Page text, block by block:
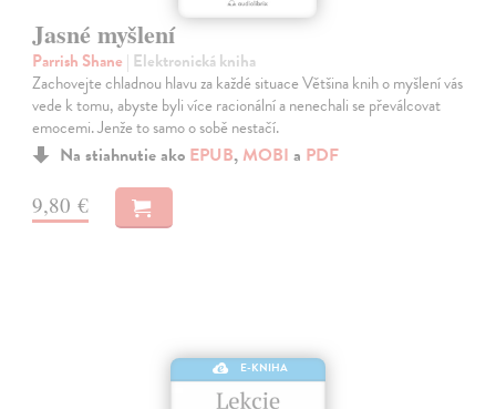
Jasné myšlení
Parrish Shane | Elektronická kniha
Zachovejte chladnou hlavu za každé situace Většina knih o myšlení vás
vede k tomu, abyste byli více racionální a nenechali se převálcovat
emocemi. Jenže to samo o sobě nestačí.
Na stiahnutie ako EPUB, MOBI a PDF
9,80 €
E-KNIHA